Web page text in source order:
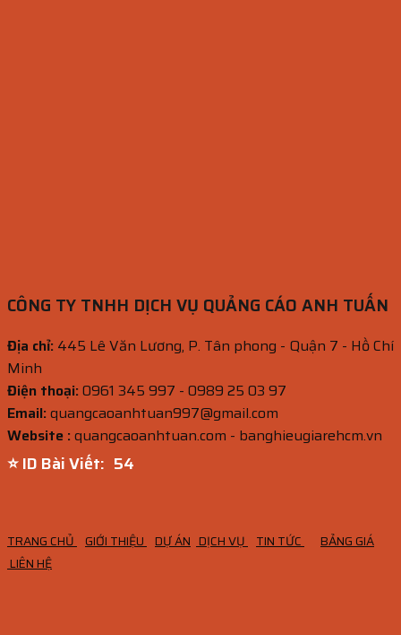
CÔNG TY TNHH DỊCH VỤ QUẢNG CÁO ANH TUẤN
Địa chỉ: 445 Lê Văn Lương, P. Tân phong - Quận 7 - Hồ Chí
Minh
Điện thoại:0961 345 997 - 0989 25 03 97
Email:quangcaoanhtuan997@gmail.com
Website :quangcaoanhtuan.com - banghieugiarehcm.vn
⭐ ID Bài Viết: 53
TRANG CHỦ GIỚI THIỆU DỰ ÁN DỊCH VỤ TIN TỨC
BẢNG GIÁ
LIÊN HỆ